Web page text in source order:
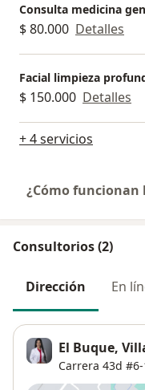
Consulta medicina
$ 80.000 Detalles
Facial limpieza
$ 150.000 Detalles
+ 4 servicios
¿Cómo funcionan
Consultorios (2)
Dirección En
El Buque,
Carrera 43d #6-